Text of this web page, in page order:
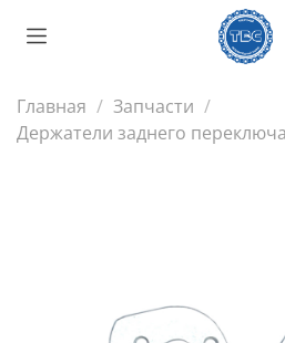
Главная
Запчасти
Держатели заднего